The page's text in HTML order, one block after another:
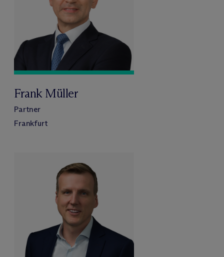
Frank Müller
Partner
Frankfurt